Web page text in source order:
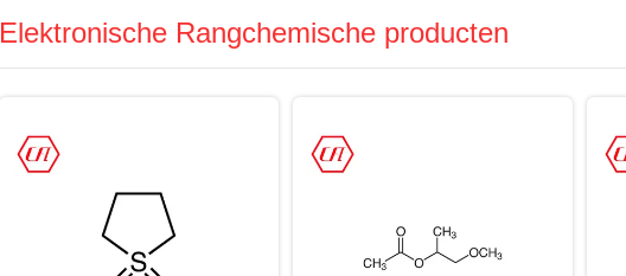
Elektronische Rangchemische producten